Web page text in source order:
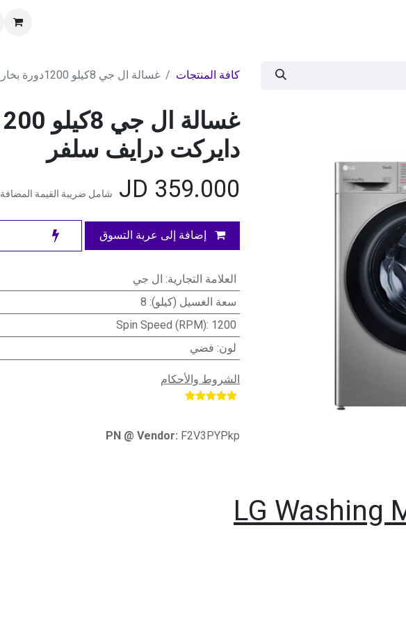
كافة المنتجات غسالة ال جي 8كيلو 1200دورة بخار دايركت درايف سلفر
دايركت درايف سلفر
359.000
شامل ضريبة القيمة المضافة
إضافة إلى عربة التسوق
العلامة التجارية: ال جي
سعة الغسيل (كيلو):
8
Spin Speed (RPM): 1200
لون: فضي
الشروط والأحكام
PN @ Vendor: F2V3PYPkp
LG Washing